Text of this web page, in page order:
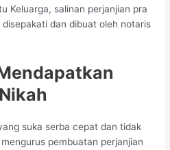
Keluarga, salinan perjanjian pra
dan dibuat oleh notaris
suka serba cepat dan tidak
pembuatan perjanjian